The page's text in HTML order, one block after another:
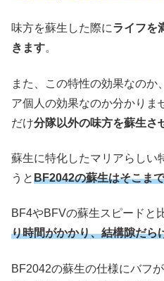
味方を蘇生した際にライフを
きます。
また、この特性の効果なのか
ア個人の効果なのか分かりま
だけ分隊以外の味方を蘇生さ
蘇生に特化したマリアらしい
うとBF2042の蘇生はそこま
BF4やBFVの蘇生スピードと
り時間がかかり、結構隙だら
BF2042の蘇生の仕様にバフ